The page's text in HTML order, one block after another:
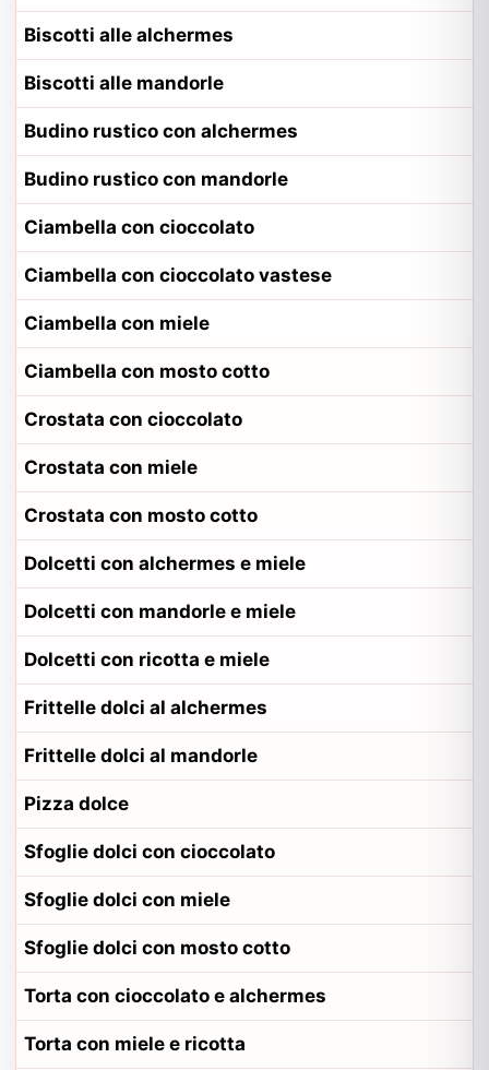
Biscotti alle alchermes
Biscotti alle mandorle
Budino rustico con alchermes
Budino rustico con mandorle
Ciambella con cioccolato
Ciambella con cioccolato vastese
Ciambella con miele
Ciambella con mosto cotto
Crostata con cioccolato
Crostata con miele
Crostata con mosto cotto
Dolcetti con alchermes e miele
Dolcetti con mandorle e miele
Dolcetti con ricotta e miele
Frittelle dolci al alchermes
Frittelle dolci al mandorle
Pizza dolce
Sfoglie dolci con cioccolato
Sfoglie dolci con miele
Sfoglie dolci con mosto cotto
Torta con cioccolato e alchermes
Torta con miele e ricotta